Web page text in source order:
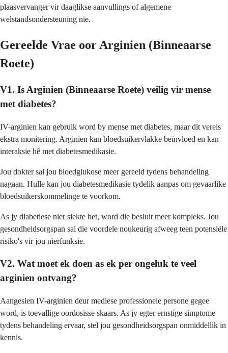
plaasvervanger vir daaglikse aanvullings of algemene
welstandsondersteuning nie.
Gereelde Vrae oor Arginien (Binneaarse
Roete)
V1. Is Arginien (Binneaarse Roete) veilig vir mense
met diabetes?
IV-arginien kan gebruik word by mense met diabetes, maar dit vereis
ekstra monitering. Arginien kan bloedsuikervlakke beïnvloed en kan
interaksie hê met diabetesmedikasie.
Jou dokter sal jou bloedglukose meer gereeld tydens behandeling
nagaan. Hulle kan jou diabetesmedikasie tydelik aanpas om gevaarlike
bloedsuikerskommelinge te voorkom.
As jy diabetiese nier siekte het, word die besluit meer kompleks. Jou
gesondheidsorgspan sal die voordele noukeurig afweeg teen potensiële
risiko's vir jou nierfunksie.
V2. Wat moet ek doen as ek per ongeluk te veel
arginien ontvang?
Aangesien IV-arginien deur mediese professionele persone gegee
word, is toevallige oordosisse skaars. As jy egter ernstige simptome
tydens behandeling ervaar, stel jou gesondheidsorgspan onmiddellik in
kennis.